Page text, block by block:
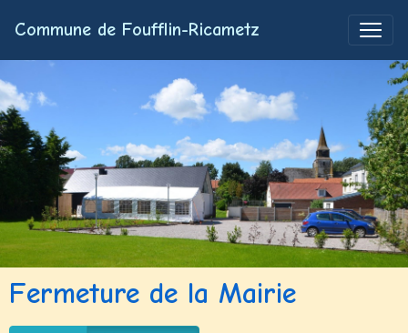
Commune de Foufflin-Ricametz
Fermeture de la Mairie